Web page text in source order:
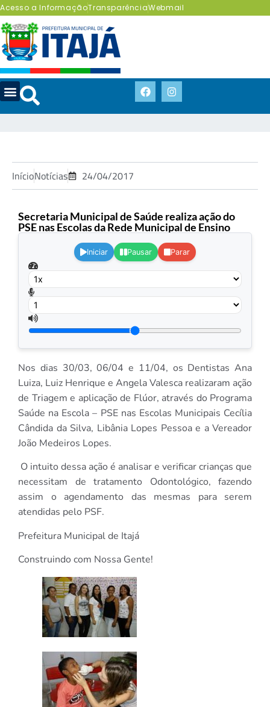
Acesso a InformaçãoTransparênciaWebmail
InícioNotícias 24/04/2017
Secretaria Municipal de Saúde realiza ação do
PSE nas Escolas da Rede Municipal de Ensino
Iniciar Pausar Parar
Nos dias 30/03, 06/04 e 11/04, os Dentistas Ana
Luiza, Luiz Henrique e Angela Valesca realizaram ação
de Triagem e aplicação de Flúor, através do Programa
Saúde na Escola – PSE nas Escolas Municipais Cecília
Cândida da Silva, Libânia Lopes Pessoa e a Vereador
João Medeiros Lopes.
O intuito dessa ação é analisar e verificar crianças que
necessitam de tratamento Odontológico, fazendo
assim o agendamento das mesmas para serem
atendidas pelo PSF.
Prefeitura Municipal de Itajá
Construindo com Nossa Gente!